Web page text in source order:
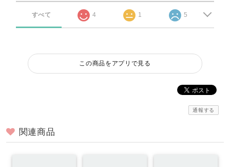
すべて 4 1 5
この商品をアプリで見る
通報する
関連商品